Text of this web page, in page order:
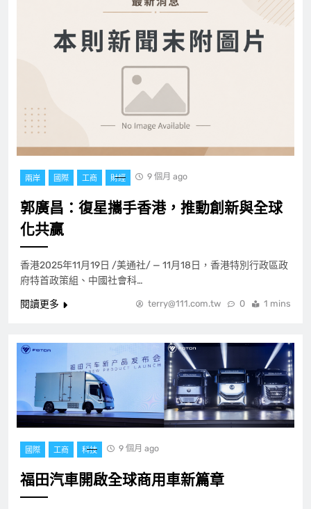
兩岸 國際 工商 財經 9 個月 ago
郭廣昌：復星攜手香港，推動創新與全球
化共贏
香港2025年11月19日 /美通社/ — 11月18日，香港特別行政區政
府特首政策組、中國社會科…
閱讀更多
terry@111.com.tw 0 1 mins
國際 工商 科技 9 個月 ago
福田汽車開啟全球商用車新篇章